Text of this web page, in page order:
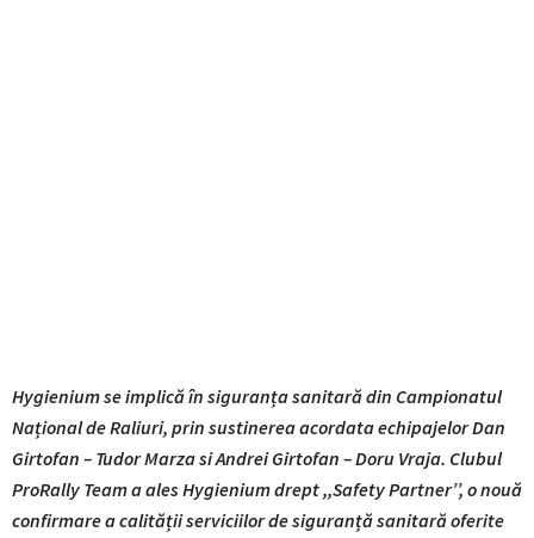
Hygienium se implică în siguranța sanitară din Campionatul
Național de Raliuri, prin sustinerea acordata echipajelor Dan
Girtofan – Tudor Marza si Andrei Girtofan – Doru Vraja. Clubul
ProRally Team a alesHygienium drept ,,Safety Partner’’, o nouă
confirmare a calității serviciilor de siguranță sanitară oferite